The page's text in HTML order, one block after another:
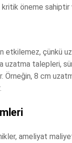
öneme
etkilemez, çünkü
talepleri,
Örneğin, 8 cm
ameliyat